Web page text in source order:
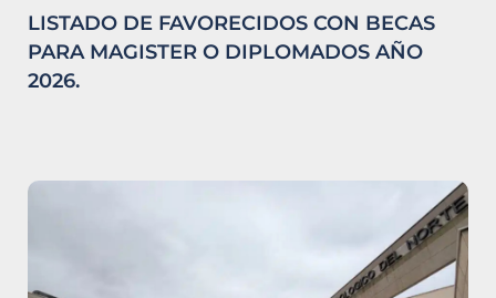
LISTADO DE FAVORECIDOS CON BECAS
PARA MAGISTER O DIPLOMADOS AÑO
2026.